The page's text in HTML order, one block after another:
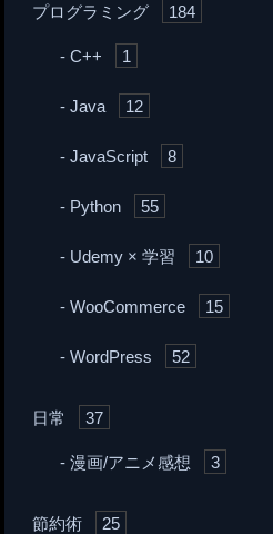
プログラミング 184
C++ 1
Java 12
JavaScript 8
Python 55
Udemy × 学習 10
WooCommerce 15
WordPress 52
日常 37
漫画/アニメ感想 3
節約術 25